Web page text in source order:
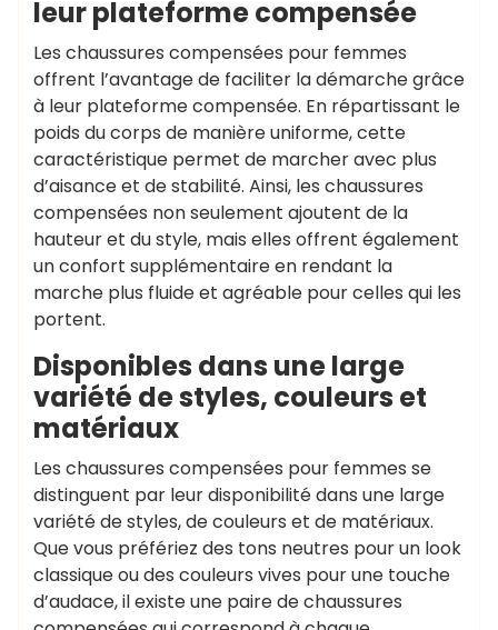
leur plateforme compensée
Les chaussures compensées pour femmes
offrent l’avantage de faciliter la démarche grâce
à leur plateforme compensée. En répartissant le
poids du corps de manière uniforme, cette
caractéristique permet de marcher avec plus
d’aisance et de stabilité. Ainsi, les chaussures
compensées non seulement ajoutent de la
hauteur et du style, mais elles offrent également
un confort supplémentaire en rendant la
marche plus fluide et agréable pour celles qui les
portent.
Disponibles dans une large
variété de styles, couleurs et
matériaux
Les chaussures compensées pour femmes se
distinguent par leur disponibilité dans une large
variété de styles, de couleurs et de matériaux.
Que vous préfériez des tons neutres pour un look
classique ou des couleurs vives pour une touche
d’audace, il existe une paire de chaussures